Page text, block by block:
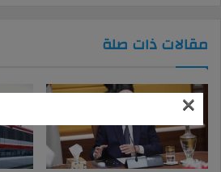
مقالات ذات صلة
×